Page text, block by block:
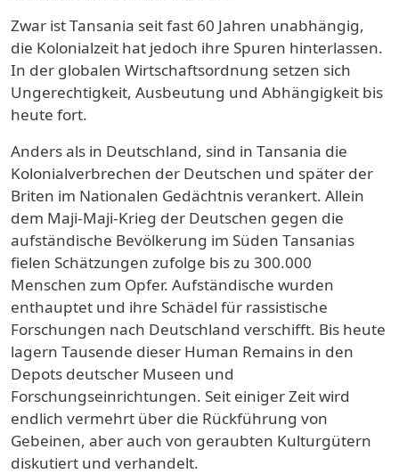
Zwar ist Tansania seit fast 60 Jahren unabhängig,
die Kolonialzeit hat jedoch ihre Spuren hinterlassen.
In der globalen Wirtschaftsordnung setzen sich
Ungerechtigkeit, Ausbeutung und Abhängigkeit bis
heute fort.
Anders als in Deutschland, sind in Tansania die
Kolonialverbrechen der Deutschen und später der
Briten im Nationalen Gedächtnis verankert. Allein
dem Maji-Maji-Krieg der Deutschen gegen die
aufständische Bevölkerung im Süden Tansanias
fielen Schätzungen zufolge bis zu 300.000
Menschen zum Opfer. Aufständische wurden
enthauptet und ihre Schädel für rassistische
Forschungen nach Deutschland verschifft. Bis heute
lagern Tausende dieser Human Remains in den
Depots deutscher Museen und
Forschungseinrichtungen. Seit einiger Zeit wird
endlich vermehrt über die Rückführung von
Gebeinen, aber auch von geraubten Kulturgütern
diskutiert und verhandelt.